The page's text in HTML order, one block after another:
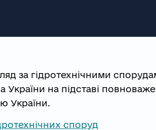
за гідротехнічними
України на підставі
України.
споруд